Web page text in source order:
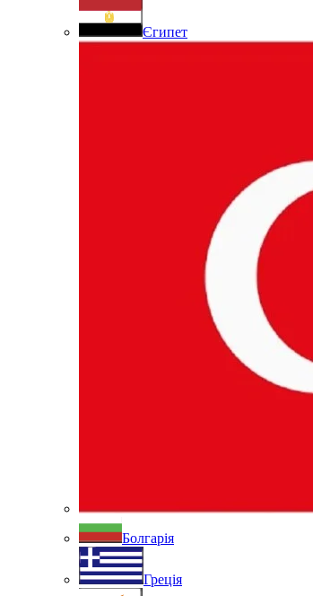
Єгипет
Болгарія
Греція